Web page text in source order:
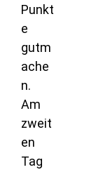
Punkt
e
gutm
ache
n.
Am
zweit
en
Tag